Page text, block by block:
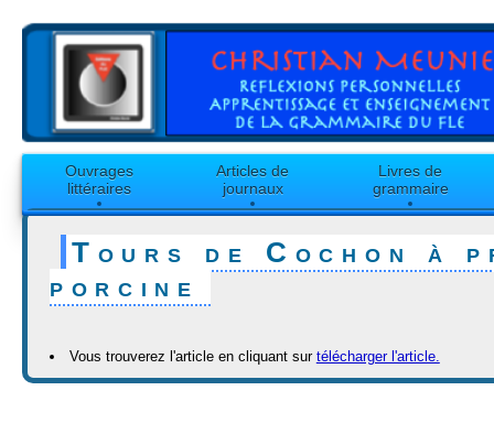
Ouvrages
littéraires
Articles de
journaux
Livres de
grammaire
Tours de Cochon à
porcine
Vous trouverez l'article en cliquant sur télécharger l'article.